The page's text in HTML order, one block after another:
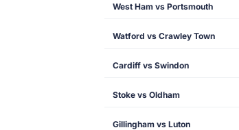
West Ham vs Portsmouth
Watford vs Crawley Town
Cardiff vs Swindon
Stoke vs Oldham
Gillingham vs Luton